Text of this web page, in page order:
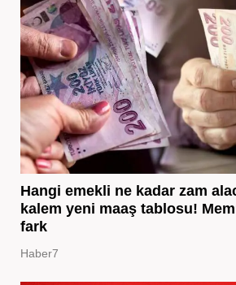
Hangi emekli ne kadar zam
kalem yeni maaş tablosu!
fark
Haber7